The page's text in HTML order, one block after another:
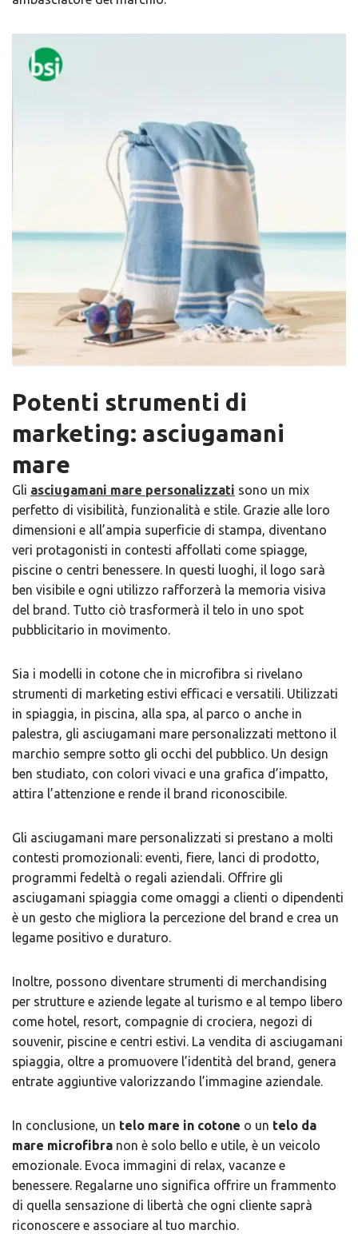
Potenti strumenti di
marketing: asciugamani
mare
Gli asciugamani mare personalizzati sono un mix
perfetto di visibilità, funzionalità e stile. Grazie alle loro
dimensioni e all’ampia superficie di stampa, diventano
veri protagonisti in contesti affollati come spiagge,
piscine o centri benessere. In questi luoghi, il logo sarà
ben visibile e ogni utilizzo rafforzerà la memoria visiva
del brand. Tutto ciò trasformerà il telo in uno spot
pubblicitario in movimento.
Sia i modelli in cotone che in microfibra si rivelano
strumenti di marketing estivi efficaci e versatili. Utilizzati
in spiaggia, in piscina, alla spa, al parco o anche in
palestra, gli asciugamani mare personalizzati mettono il
marchio sempre sotto gli occhi del pubblico. Un design
ben studiato, con colori vivaci e una grafica d’impatto,
attira l’attenzione e rende il brand riconoscibile.
Gli asciugamani mare personalizzati si prestano a molti
contesti promozionali: eventi, fiere, lanci di prodotto,
programmi fedeltà o regali aziendali. Offrire gli
asciugamani spiaggia come omaggi a clienti o dipendenti
è un gesto che migliora la percezione del brand e crea un
legame positivo e duraturo.
Inoltre, possono diventare strumenti di merchandising
per strutture e aziende legate al turismo e al tempo libero
come hotel, resort, compagnie di crociera, negozi di
souvenir, piscine e centri estivi. La vendita di asciugamani
spiaggia, oltre a promuovere l’identità del brand, genera
entrate aggiuntive valorizzando l’immagine aziendale.
In conclusione, un telo mare in cotone o un ​ telo da
mare microfibra non è solo bello e utile, è un veicolo
emozionale. Evoca immagini di relax, vacanze e
benessere. Regalarne uno significa offrire un frammento
di quella sensazione di libertà che ogni cliente saprà
riconoscere e associare al tuo marchio.